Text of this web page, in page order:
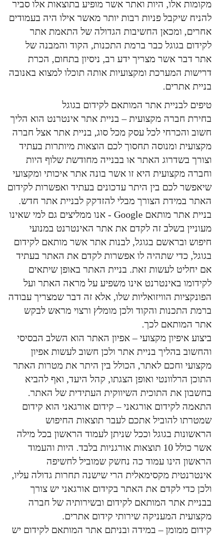
מקומות אלו, היות ואתר אשר מופיע בתוצאות אלו סביר
להניח שיקבל פניות רבות יותר מאשר אילו היה בעמודים
אחרים, ומכאן החשיבות הגדולה של התאמת אתר
לקידום בגוגל כבר ברמת התכנות, הקוד והמבנה של
אתר דבר אשר מצריך ידע רב, ניסיון בתחום, הכרת
דרישות המערכת ומקצועיות אותה תוכלו למצוא באנובה
בניית אתרים.
טיפים לבניית אתר המותאם לקידום בגוגל
בחירת חברה מקצועית – בניית אתר אינטרנט הוא הליך
חשוב והכרחי לכל עסק מכל סוג, בניית אתר אצל חברה
מקצועית ומנוסה תחסוך לכם הוצאות מיותרות בעתיד
וצורך בשדרוג האתר או בבנייה מחודשת שלוף היות
וחברה מקצועית היא זו אשר בונה אתר איכותי ומקצועי
שיאפשר לכם בין היתר עדכונים בעתיד ואפשרות לקידום
האתר במידת הצורך מבלי להזדקק לבניית אתר חדש.
בניית אתר מותאם Google - אנו ממליצים גם למי שאינו
מעוניין בשלב זה לקדם את אתר האינטרנט במנועי
חיפוש ובראשם בגוגל, לבנות אתר אשר מותאם לקידום
בגוגל, כדי שתהיה לו אפשרות לקדם את האתר בעתיד
אם יחליט לעשות זאת. בניית האתר באופן שיתאים
לקידומו באינטרנט אינו משפיע על מראה האתר ועל
הפונקציות הוויזואליות שלו, אלא זה דבר שמצריך עבודה
ברמת התכנות והקוד ולכן מומלץ ורצוי מראש לבקש
אתר המותאם לכך.
ביצוע איפיון מקצועי – אפיון האתר הוא השלב הבסיסי
והחשוב בהליך בניית אתר ולכן חשוב לעשות אפיון
מקצועי וחכם לאתר, הכולל בין היתר את מטרות האתר
התוכן הרלוונטי ואופן הצגתו, קהל היעד, ואף להביא
בחשבון את התוכית השיווקית העתידית של האתר.
התאמה לקידום אורגאני – קידום אורגאני הוא קידום
שמטרתו להוביל אתכם לעבר תוצאות החיפוש
הראשונות בגוגל וככל שניתן לעמוד הראשון בכל מילה
אשר כולל 10 תוצאות אורגניות בלבד. היות והעמוד
הראשון הינו עמוד כה נחשק שמוביל לחשיפה
אינטרנטית מקסימאלית הרי שישנה תחרות גדולה עליו,
ולכן כדי לקדם את האתר בקידום אורגאני יש צורך
בבניית אתר המותאם לקידום ובשירותיה של חברה
מקצועית המעניקה שירותי קידום אתרים.
קידום ממומן – במידה ובניתם אתר המותאם לקידום יש